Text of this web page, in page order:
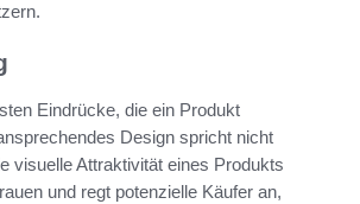
Eindrücke, die ein Produkt
Design spricht nicht
visuelle Attraktivität eines Produkts
und regt potenzielle Käufer an,